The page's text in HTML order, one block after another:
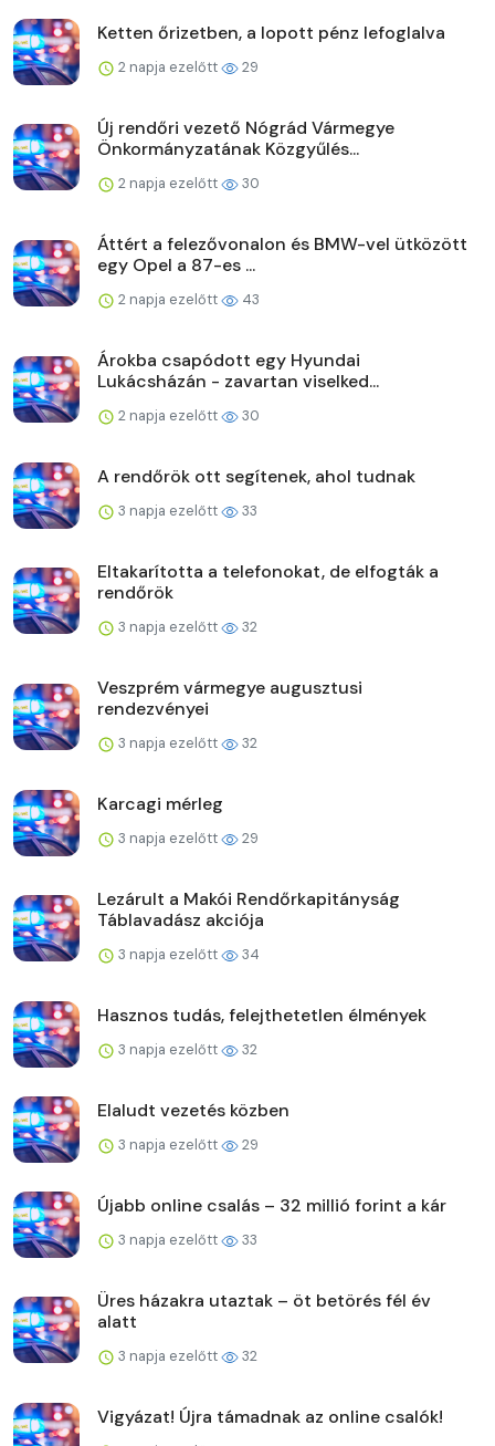
Ketten őrizetben, a lopott pénz lefoglalva
2 napja ezelőtt 29
Új rendőri vezető Nógrád Vármegye
Önkormányzatának Közgyűlés...
2 napja ezelőtt 30
Áttért a felezővonalon és BMW-vel ütközött
egy Opel a 87-es ...
2 napja ezelőtt 43
Árokba csapódott egy Hyundai
Lukácsházán - zavartan viselked...
2 napja ezelőtt 30
A rendőrök ott segítenek, ahol tudnak
3 napja ezelőtt 33
Eltakarította a telefonokat, de elfogták a
rendőrök
3 napja ezelőtt 32
Veszprém vármegye augusztusi
rendezvényei
3 napja ezelőtt 32
Karcagi mérleg
3 napja ezelőtt 29
Lezárult a Makói Rendőrkapitányság
Táblavadász akciója
3 napja ezelőtt 34
Hasznos tudás, felejthetetlen élmények
3 napja ezelőtt 32
Elaludt vezetés közben
3 napja ezelőtt 29
Újabb online csalás – 32 millió forint a kár
3 napja ezelőtt 33
Üres házakra utaztak – öt betörés fél év
alatt
3 napja ezelőtt 32
Vigyázat! Újra támadnak az online csalók!